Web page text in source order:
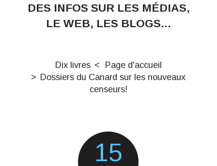
DES INFOS SUR LES MÉDIAS,
LE WEB, LES BLOGS...
Dix livres
Page d'accueil
Dossiers du Canard sur les nouveaux
censeurs!
15